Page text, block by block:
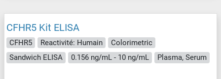
CFHR5 Kit ELISA
CFHR5 Reactivité: Humain
Colorimetric
Sandwich ELISA
0.156 ng/mL - 10 ng/mL Plasma, Serum